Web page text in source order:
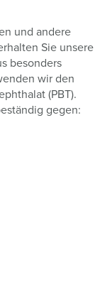
und andere
Sie unsere
besonders
wir den
(PBT).
gegen: